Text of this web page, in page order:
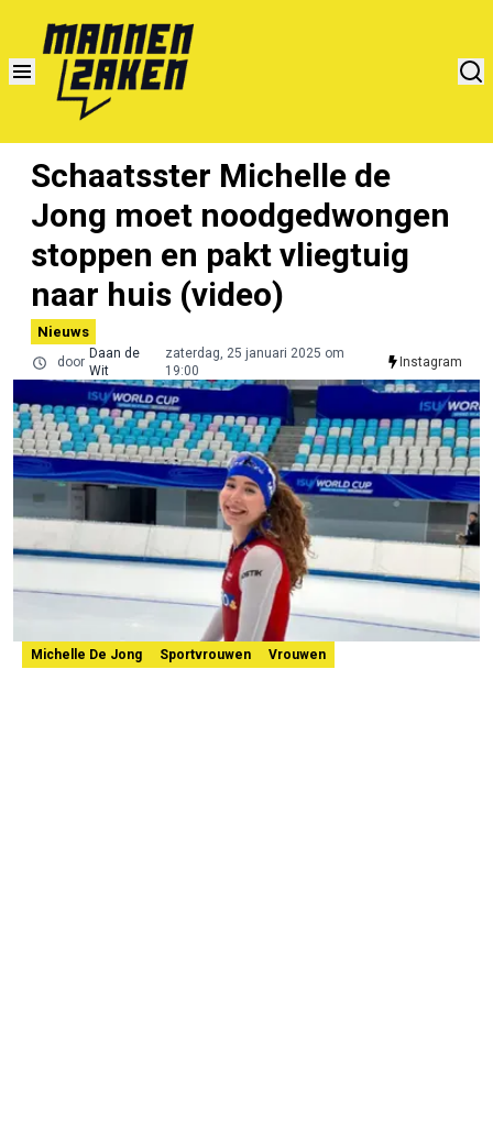
Schaatsster Michelle de
Jong moet noodgedwongen
stoppen en pakt vliegtuig
naar huis (video)
Nieuws
door
Daan de
Wit
zaterdag, 25 januari 2025 om
19:00
Instagram
Michelle De Jong Sportvrouwen Vrouwen